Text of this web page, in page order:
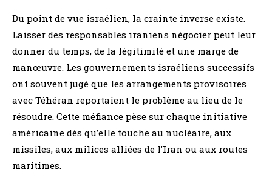
Du point de vue israélien, la crainte inverse existe.
Laisser des responsables iraniens négocier peut leur
donner du temps, de la légitimité et une marge de
manœuvre. Les gouvernements israéliens successifs
ont souvent jugé que les arrangements provisoires
avec Téhéran reportaient le problème au lieu de le
résoudre. Cette méfiance pèse sur chaque initiative
américaine dès qu’elle touche au nucléaire, aux
missiles, aux milices alliées de l’Iran ou aux routes
maritimes.